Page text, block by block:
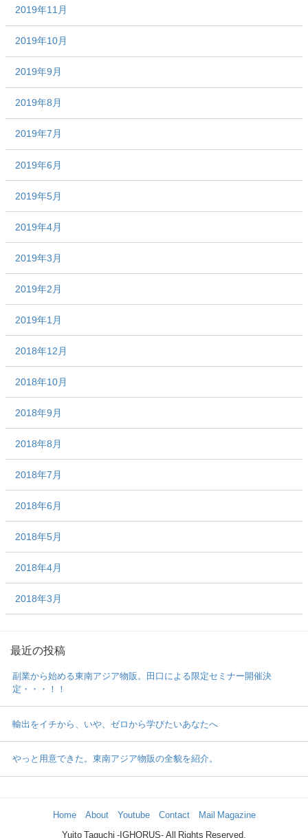
2019年11月
2019年10月
2019年9月
2019年8月
2019年7月
2019年6月
2019年5月
2019年4月
2019年3月
2019年2月
2019年1月
2018年12月
2018年10月
2018年9月
2018年8月
2018年7月
2018年6月
2018年5月
2018年4月
2018年3月
最近の投稿
副業から始める東南アジア物販。田口による限定セミナー開催決
定・・・！！
輸出をイチから、いや、ゼロから学びたいあなたへ
やっと用意できた。東南アジア物販の全貌を紹介。
Home About Youtube Contact Mail Magazine
Yuito Taguchi -IGHORUS- All Rights Reserved.